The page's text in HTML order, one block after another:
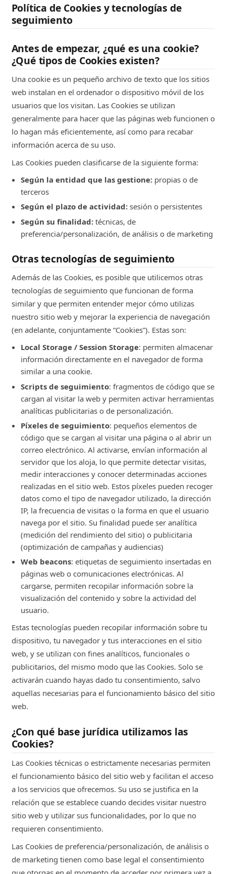
Política de Cookies y tecnologías de
seguimiento
Antes de empezar, ¿qué es una cookie?
¿Qué tipos de Cookies existen?
Una cookie es un pequeño archivo de texto que los sitios
web instalan en el ordenador o dispositivo móvil de los
usuarios que los visitan. Las Cookies se utilizan
generalmente para hacer que las páginas web funcionen o
lo hagan más eficientemente, así como para recabar
información acerca de su uso.
Las Cookies pueden clasificarse de la siguiente forma:
Según la entidad que las gestione:propias o de
terceros
Según el plazo de actividad:sesión o persistentes
Según su finalidad:técnicas, de
preferencia/personalización, de análisis o de marketing
Otras tecnologías de seguimiento
Además de las Cookies, es posible que utilicemos otras
tecnologías de seguimiento que funcionan de forma
similar y que permiten entender mejor cómo utilizas
nuestro sitio web y mejorar la experiencia de navegación
(en adelante, conjuntamente “Cookies”). Estas son:
Local Storage / Session Storage: permiten almacenar
información directamente en el navegador de forma
similar a una cookie.
Scripts de seguimiento: fragmentos de código que se
cargan al visitar la web y permiten activar herramientas
analíticas publicitarias o de personalización.
Píxeles de seguimiento: pequeños elementos de
código que se cargan al visitar una página o al abrir un
correo electrónico. Al activarse, envían información al
servidor que los aloja, lo que permite detectar visitas,
medir interacciones y conocer determinadas acciones
realizadas en el sitio web. Estos píxeles pueden recoger
datos como el tipo de navegador utilizado, la dirección
IP, la frecuencia de visitas o la forma en que el usuario
navega por el sitio. Su finalidad puede ser analítica
(medición del rendimiento del sitio) o publicitaria
(optimización de campañas y audiencias)
Web beacons: etiquetas de seguimiento insertadas en
páginas web o comunicaciones electrónicas. Al
cargarse, permiten recopilar información sobre la
visualización del contenido y sobre la actividad del
usuario.
Estas tecnologías pueden recopilar información sobre tu
dispositivo, tu navegador y tus interacciones en el sitio
web, y se utilizan con fines analíticos, funcionales o
publicitarios, del mismo modo que las Cookies. Solo se
activarán cuando hayas dado tu consentimiento, salvo
aquellas necesarias para el funcionamiento básico del sitio
web.
¿Con qué base jurídica utilizamos las
Cookies?
Las Cookies técnicas o estrictamente necesarias permiten
el funcionamiento básico del sitio web y facilitan el acceso
a los servicios que ofrecemos. Su uso se justifica en la
relación que se establece cuando decides visitar nuestro
sitio web y utilizar sus funcionalidades, por lo que no
requieren consentimiento.
Las Cookies de preferencia/personalización, de análisis o
de marketing tienen como base legal el consentimiento